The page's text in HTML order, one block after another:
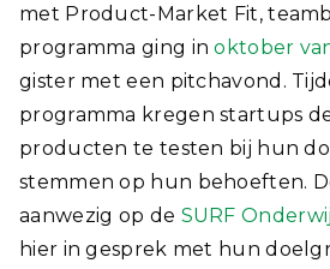
met Product-Market Fit,
programma ging inoktober
gister met een pitchavond.
programma kregen startups
producten te testen bij hun
stemmen op hun behoeften.
aanwezig op de SURF
hier in gesprek met hun